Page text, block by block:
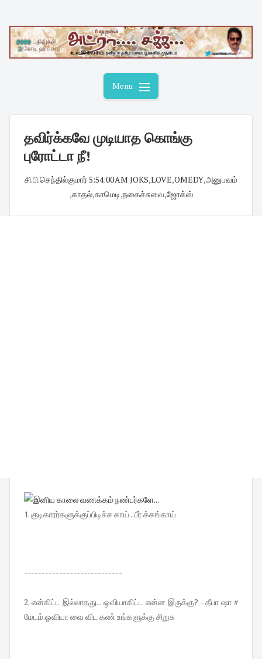
content
Menu
தவிர்க்கவே முடியாத கொங்கு
புரோட்டா நீ!
சி.பி.செந்தில்குமார்5:54:00 AM JOKS,LOVE,OMEDY,அனுபவம்
,காதல்,காமெடி,நகைச்சுவை,ஜோக்ஸ்
1. குடிகாரர்களுக்குப்பிடிச்ச காய் ..பீர் க்கங்காய்
----------------------------
2. என்கிட்ட இல்லாதது... ஒவியாகிட்ட என்ன இருக்கு? - தீபா ஷா #
மேடம்.ஓவியா வை விட கண் உங்களுக்கு சிறுசு